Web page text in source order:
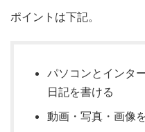
ポイントは下記。
パソコンとインタ
日記を書ける
動画・写真・画像